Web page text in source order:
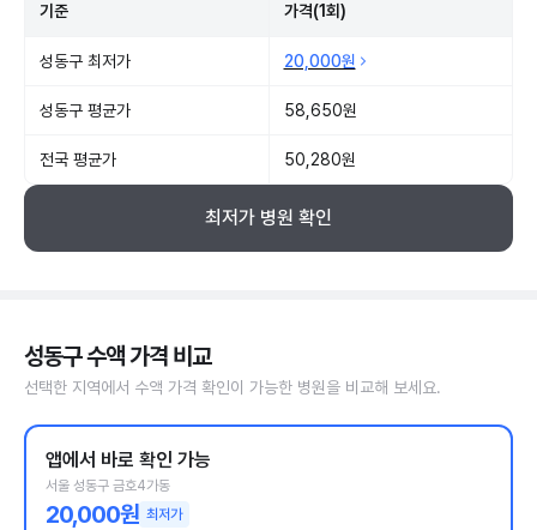
기준 가격(1회)
성동구 최저가 20,000원
성동구 평균가 58,650원
전국 평균가 50,280원
최저가 병원 확인
성동구 수액 가격 비교
선택한 지역에서 수액 가격 확인이 가능한 병원을 비교해 보세요.
앱에서 바로 확인 가능
서울 성동구 금호4가동
20,000원 최저가